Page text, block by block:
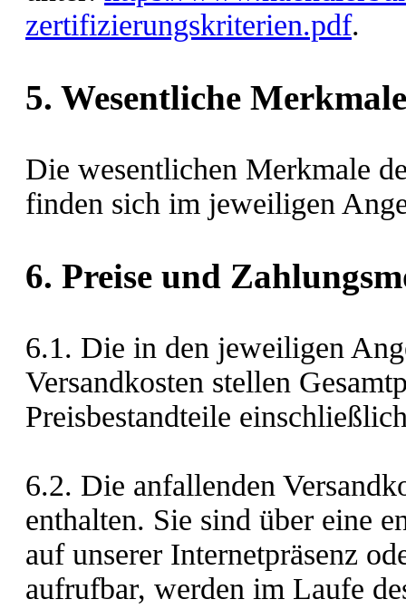
zertifizierungskriterien.pdf.
5. Wesentliche
Die wesentlichen Merkmale
finden sich im jeweiligen
6. Preise und
6.1. Die in den jeweiligen
Versandkosten stellen
Preisbestandteile
6.2. Die anfallenden
enthalten. Sie sind über eine
auf unserer Internetpräsenz
aufrufbar, werden im Laufe